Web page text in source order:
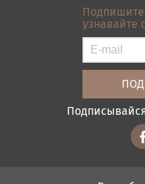
Карта
узнавайте